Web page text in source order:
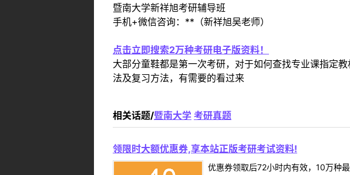
暨南大学新祥旭考研辅导班
手机+微信咨询：**（新祥旭吴老师）
点击立即搜索2万种考研电子版资料！
大部分童鞋都是第一次考研，对于如何查找专业课指定
法及复习方法，有需要的看过来
相关话题/暨南大学 考研真题
领限时大额优惠券,享本站正版考研考试资料!
优惠券领取后72小时内有效，10万种